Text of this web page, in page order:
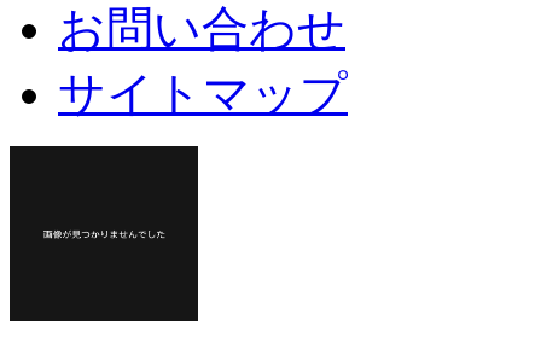
お問い合わせ
サイトマップ